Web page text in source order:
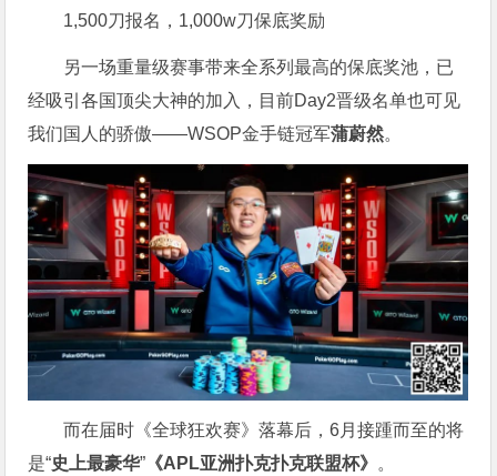
1,500刀报名，1,000w刀保底奖励
另一场重量级赛事带来全系列最高的保底奖池，已
经吸引各国顶尖大神的加入，目前Day2晋级名单也可见
我们国人的骄傲——WSOP金手链冠军蒲蔚然。
而在届时《全球狂欢赛》落幕后，6月接踵而至的将
是“史上最豪华” 《APL亚洲扑克扑克联盟杯》 。